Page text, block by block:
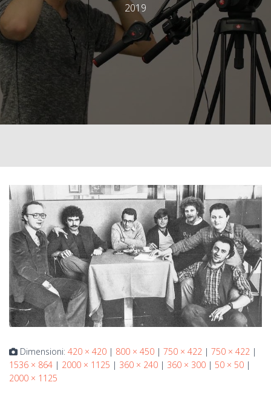
2019
Dimensioni: 420 × 420 | 800 × 450 | 750 × 422 | 750 × 422 |
1536 × 864 | 2000 × 1125 | 360 × 240 | 360 × 300 | 50 × 50 |
2000 × 1125